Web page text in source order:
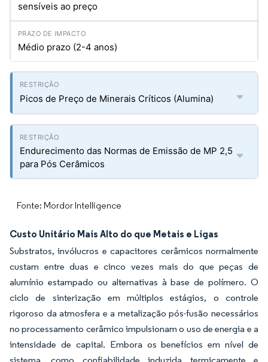
sensíveis ao preço
Médio prazo (2-4 anos)
Picos de Preço de Minerais Críticos (Alumina)
Endurecimento das Normas de Emissão de MP 2,5
para Pós Cerâmicos
Fonte: Mordor Intelligence
Custo Unitário Mais Alto do que Metais e Ligas
Substratos, invólucros e capacitores cerâmicos normalmente
custam entre duas e cinco vezes mais do que peças de
alumínio estampado ou alternativas à base de polímero. O
ciclo de sinterização em múltiplos estágios, o controle
rigoroso da atmosfera e a metalização pós-fusão necessários
no processamento cerâmico impulsionam o uso de energia e a
intensidade de capital. Embora os benefícios em nível de